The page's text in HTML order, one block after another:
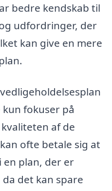
bedre kendskab til
udfordringer, der
kan give en mere
kun fokuser på
af de
ofte betale sig at
en plan, der er
det kan spare